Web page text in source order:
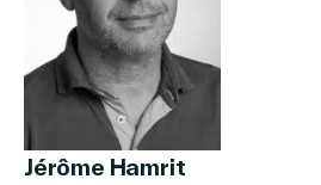
Jérôme Hamrit